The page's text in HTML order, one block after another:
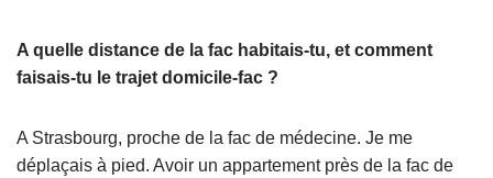
A quelle distance de la fac habitais-tu, et comment
faisais-tu le trajet domicile-fac ?
A Strasbourg, proche de la fac de médecine. Je me
déplaçais à pied. Avoir un appartement près de la fac de